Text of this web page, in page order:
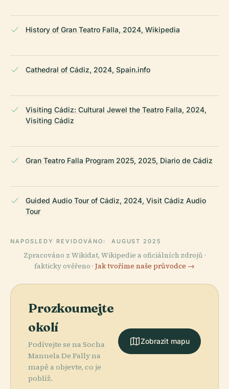
History of Gran Teatro Falla, 2024, Wikipedia
Cathedral of Cádiz, 2024, Spain.info
Visiting Cádiz: Cultural Jewel the Teatro Falla, 2024,
Visiting Cádiz
Gran Teatro Falla Program 2025, 2025, Diario de Cádiz
Guided Audio Tour of Cádiz, 2024, Visit Cádiz Audio
Tour
NAPOSLEDY REVIDOVÁNO: AUGUST 2025
Zpracováno z Wikidat, Wikipedie a oficiálních zdrojů ·
fakticky ověřeno · Jak tvoříme naše průvodce →
Prozkoumejte
okolí
Podívejte se na Socha
Manuela De Fally na
mapě a objevte, co je
poblíž.
Zobrazit mapu